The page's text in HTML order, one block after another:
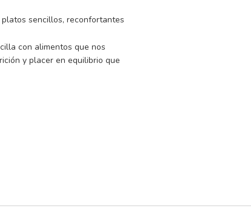
sencillos, reconfortantes
con alimentos que nos
y placer en equilibrio que